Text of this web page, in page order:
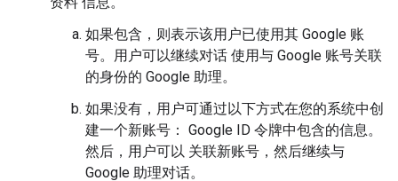
如果包含，则表示该用户已使用其 Google 账
号。用户可以继续对话 使用与 Google 账号关联
的身份的 Google 助理。
如果没有，用户可通过以下方式在您的系统中创
建一个新账号： Google ID 令牌中包含的信息。
然后，用户可以 关联新账号，然后继续与
Google 助理对话。